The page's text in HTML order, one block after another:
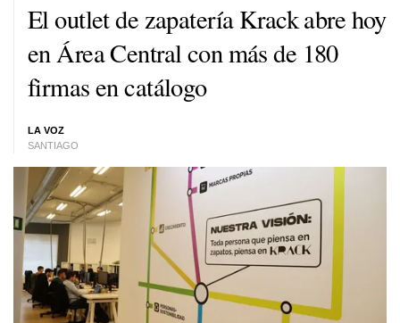
El outlet de zapatería Krack abre hoy
en Área Central con más de 180
firmas en catálogo
LA VOZ
SANTIAGO